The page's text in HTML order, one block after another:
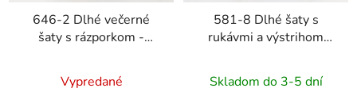
646-2 Dlhé večerné
šaty s rázporkom -
Vypredané
581-8 Dlhé šaty s
rukávmi a výstrihom
Skladom do 3-5 dní